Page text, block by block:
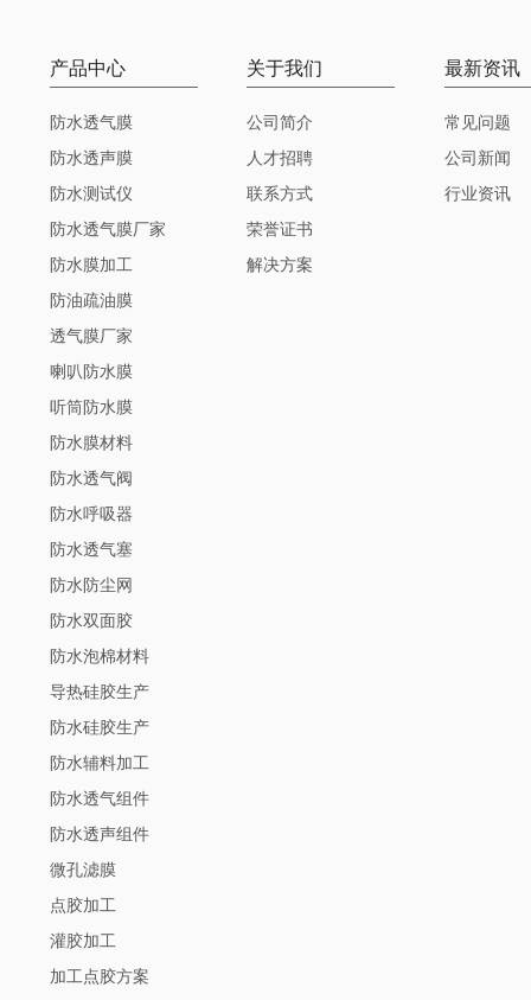
产品中心
防水透气膜
防水透声膜
防水测试仪
防水透气膜厂家
防水膜加工
防油疏油膜
透气膜厂家
喇叭防水膜
听筒防水膜
防水膜材料
防水透气阀
防水呼吸器
防水透气塞
防水防尘网
防水双面胶
防水泡棉材料
导热硅胶生产
防水硅胶生产
防水辅料加工
防水透气组件
防水透声组件
微孔滤膜
点胶加工
灌胶加工
加工点胶方案
关于我们
公司简介
人才招聘
联系方式
荣誉证书
解决方案
最新资讯
常见问题
公司新闻
行业资讯